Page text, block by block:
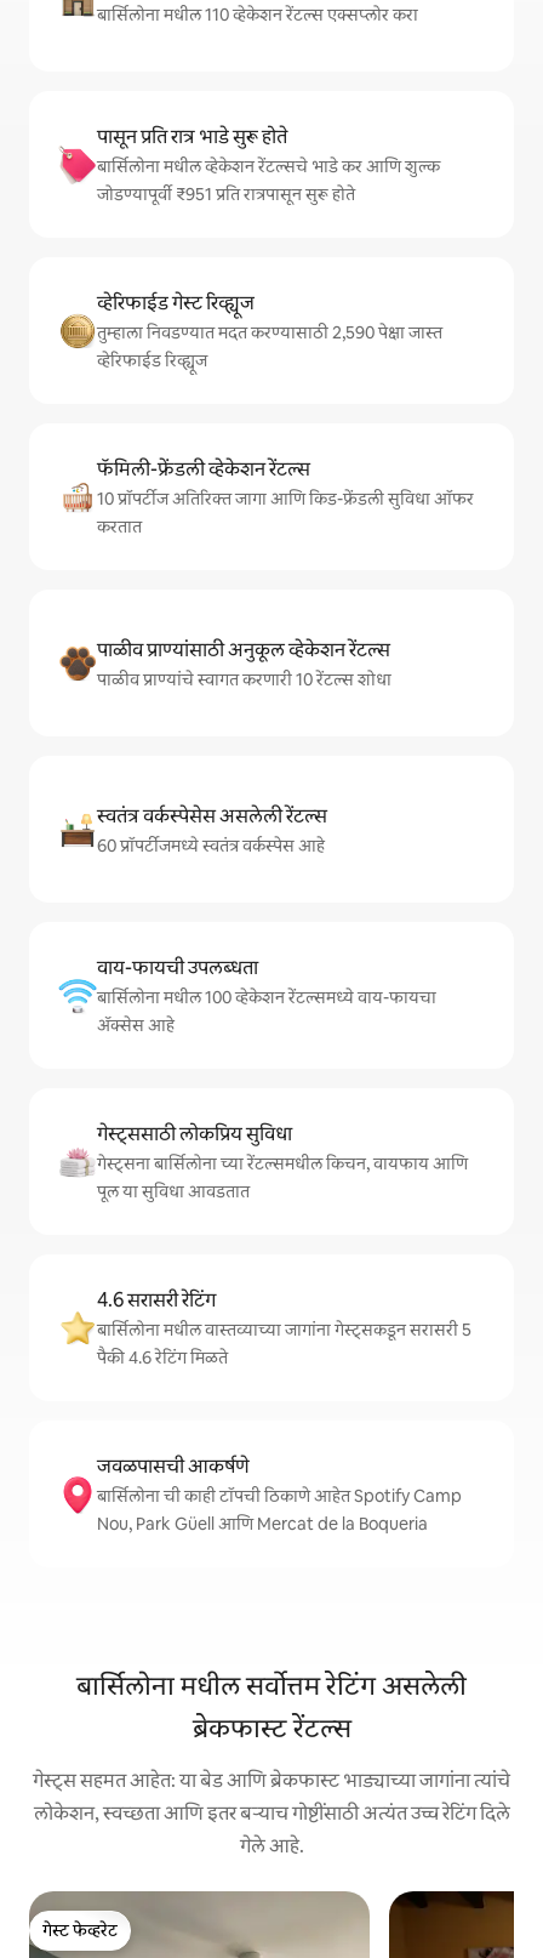
बार्सिलोना मधील 110 व्हेकेशन रेंटल्स एक्सप्लोर करा
पासून प्रति रात्र भाडे सुरू होते
बार्सिलोना मधील व्हेकेशन रेंटल्सचे भाडे कर आणि शुल्क
जोडण्यापूर्वी ₹951 प्रति रात्रपासून सुरू होते
व्हेरिफाईड गेस्ट रिव्ह्यूज
तुम्हाला निवडण्यात मदत करण्यासाठी 2,590 पेक्षा जास्त
व्हेरिफाईड रिव्ह्यूज
फॅमिली-फ्रेंडली व्हेकेशन रेंटल्स
10 प्रॉपर्टीज अतिरिक्त जागा आणि किड-फ्रेंडली सुविधा ऑफर
करतात
पाळीव प्राण्यांसाठी अनुकूल व्हेकेशन रेंटल्स
पाळीव प्राण्यांचे स्वागत करणारी 10 रेंटल्स शोधा
स्वतंत्र वर्कस्पेसेस असलेली रेंटल्स
60 प्रॉपर्टीजमध्ये स्वतंत्र वर्कस्पेस आहे
वाय-फायची उपलब्धता
बार्सिलोना मधील 100 व्हेकेशन रेंटल्समध्ये वाय-फायचा
अ‍ॅक्सेस आहे
गेस्ट्ससाठी लोकप्रिय सुविधा
गेस्ट्सना बार्सिलोना च्या रेंटल्समधील किचन, वायफाय आणि
पूल या सुविधा आवडतात
4.6 सरासरी रेटिंग
बार्सिलोना मधील वास्तव्याच्या जागांना गेस्ट्सकडून सरासरी 5
पैकी 4.6 रेटिंग मिळते
जवळपासची आकर्षणे
बार्सिलोना ची काही टॉपची ठिकाणे आहेत Spotify Camp
Nou, Park Güell आणि Mercat de la Boqueria
बार्सिलोना मधील सर्वोत्तम रेटिंग असलेली
ब्रेकफास्ट रेंटल्स
गेस्ट्स सहमत आहेत: या बेड आणि ब्रेकफास्ट भाड्याच्या जागांना त्यांचे
लोकेशन, स्वच्छता आणि इतर बऱ्याच गोष्टींसाठी अत्यंत उच्च रेटिंग दिले
गेले आहे.
गेस्ट फेव्हरेट
गेस्ट फेव्हरेट